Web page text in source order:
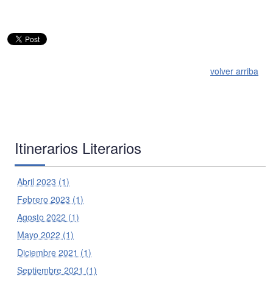
volver arriba
Itinerarios Literarios
Abril 2023 (1)
Febrero 2023 (1)
Agosto 2022 (1)
Mayo 2022 (1)
Diciembre 2021 (1)
Septiembre 2021 (1)